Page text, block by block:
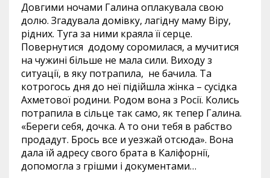
Довгими ночами Галина оплакувала свою
долю. Згадувала домівку, лагідну маму Віру,
рідних. Туга за ними краяла її серце.
Повернутися додому соромилася, а мучитися
на чужині більше не мала сили. Виходу з
ситуації, в яку потрапила, не бачила. Та
котрогось дня до неї підійшла жінка – сусідка
Ахметової родини. Родом вона з Росії. Колись
потрапила в сільце так само, як тепер Галина.
«Береги себя, дочка. А то они тебя в рабство
продадут. Брось все и уезжай отсюда». Вона
дала їй адресу свого брата в Каліфорнії,
допомогла з грішми і документами…